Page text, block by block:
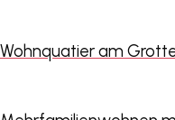
Wohnquatier am